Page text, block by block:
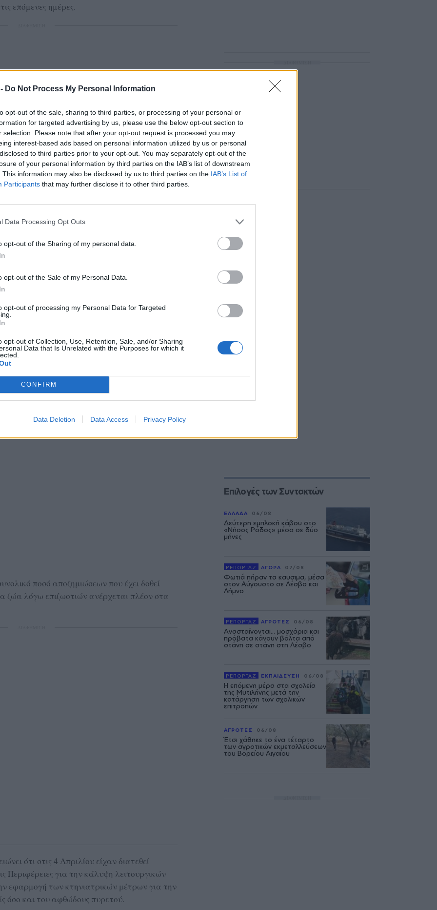
Do Not Process My Personal Information
opt-out of the sale, sharing to third parties, or processing of your personal or
for targeted advertising by us, please use the below opt-out section to
selection. Please note that after your opt-out request is processed you may
interest-based ads based on personal information utilized by us or personal
to third parties prior to your opt-out. You may separately opt-out of the
of your personal information by third parties on the IAB’s list of downstream
This information may also be disclosed by us to third parties on the IAB’s List of
Participants that may further disclose it to other third parties.
Data Processing Opt Outs
opt-out of the Sharing of my personal data.
opt-out of the Sale of my Personal Data.
opt-out of processing my Personal Data for Targeted
opt-out of Collection, Use, Retention, Sale, and/or Sharing
Data that Is Unrelated with the Purposes for which it
CONFIRM
Data Deletion Data Access Privacy Policy
επόμενες ημέρες.
Δυτικής Μακεδονίας καταβάλλονται
ενώ στην Περιφέρεια Δυτικής Ελλάδας
192 δικαιούχους.
στις 28 Απριλίου ακόμη μία μεγάλη
σε 849 δικαιούχους για αποζημιώσεις που
αιγοπροβάτων όσο και τον αφθώδη πυρετό.
ΔΙΑΦΗΜΙΣΗ
ποσό αποζημιώσεων που έχει δοθεί
ζώα λόγω επιζωοτιών ανέρχεται πλέον στα
ότι στις 4 Απριλίου είχαν διατεθεί
Περιφέρειες για την κάλυψη λειτουργικών
εφαρμογή των κτηνιατρικών μέτρων για την
όσο και του αφθώδους πυρετού.
Επιλογές των Συντακτών
ΕΛΛΑΔΑ 06/08
Δεύτερη εμπλοκή κάβου στο
«Νήσος Ρόδος» μέσα σε δύο
μήνες
ΡΕΠΟΡΤΑΖ ΑΓΟΡΑ 07/08
Φωτιά πήραν τα καυσιμα, μέσα
στον Αύγουστο σε Λέσβο και
Λήμνο
ΡΕΠΟΡΤΑΖ ΑΓΡΟΤΕΣ 06/08
Ανασταίνονται... μοσχάρια και
πρόβατα κάνουν βόλτα από
στάνη σε στάνη στη Λέσβο
ΡΕΠΟΡΤΑΖ ΕΚΠΑΙΔΕΥΣΗ 06/08
Η επόμενη μέρα στα σχολεία
της Μυτιλήνης μετά την
κατάργηση των σχολικών
επιτροπών
ΑΓΡΟΤΕΣ 06/08
Έτσι χάθηκε το ένα τέταρτο
των αγροτικών εκμεταλλεύσεων
του Βορείου Αιγαίου